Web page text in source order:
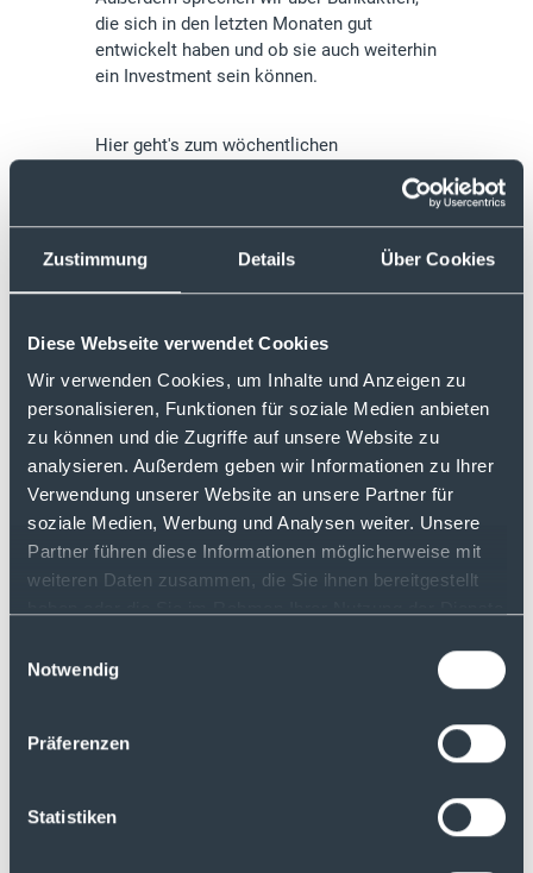
Zustimmung Details Über Cookies
Diese Webseite verwendet Cookies
Wir verwenden Cookies, um Inhalte und Anzeigen zu
personalisieren, Funktionen für soziale Medien anbieten
zu können und die Zugriffe auf unsere Website zu
analysieren. Außerdem geben wir Informationen zu Ihrer
Verwendung unserer Website an unsere Partner für
soziale Medien, Werbung und Analysen weiter. Unsere
Partner führen diese Informationen möglicherweise mit
weiteren Daten zusammen, die Sie ihnen bereitgestellt
Notwendig
Präferenzen
Statistiken
die sich in den letzten Monaten gut
entwickelt haben und ob sie auch weiterhin
ein Investment sein können.
Hier geht's zum wöchentlichen
Wenn du möchtest, dass deine Frage in
einer der nächsten Folgen beantwortet
wird, schicke uns eine E-Mail an:
podcast(at)justtrade.com
Du hast noch kein Depot bei justTRADE:
Jetzt eröffnen